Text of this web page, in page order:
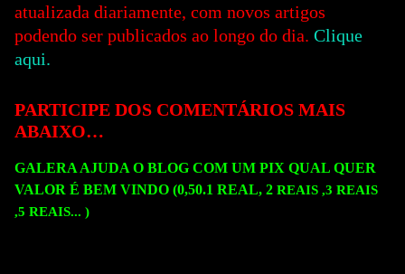
atualizada diariamente, com novos artigos
podendo ser publicados ao longo do dia. Clique
aqui.
PARTICIPE DOS COMENTÁRIOS MAIS
ABAIXO…
GALERA AJUDA O BLOG COM UM PIX QUAL QUER
VALOR É BEM VINDO (0,50.1 REAL, 2 REAIS ,3 REAIS
,5 REAIS... )